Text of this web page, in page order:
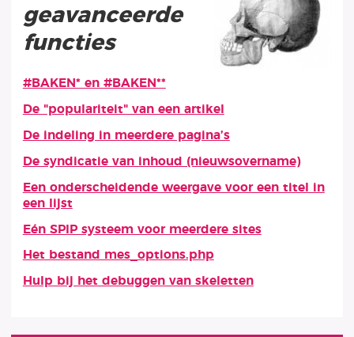
geavanceerde
functies
Artikelen in deze rubriek
#BAKEN* en #BAKEN**
De "populariteit" van een artikel
De indeling in meerdere pagina’s
De syndicatie van inhoud (nieuwsovername)
Een onderscheidende weergave voor een titel in
een lijst
Eén SPIP systeem voor meerdere sites
Het bestand mes_options.php
Hulp bij het debuggen van skeletten